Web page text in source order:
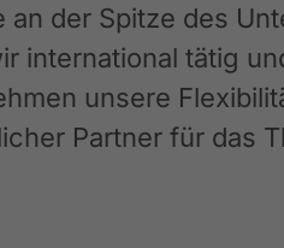
an der Spitze des
international tätig
unsere
Partner für das